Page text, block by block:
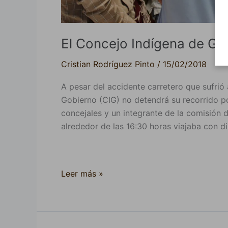
El Concejo Indígena de
Cristian Rodríguez Pinto / 15/02/2018
A pesar del accidente carretero que sufrió
Gobierno (CIG) no detendrá su recorrido
concejales y un integrante de la comisión
alrededor de las 16:30 horas viajaba con
Leer más »